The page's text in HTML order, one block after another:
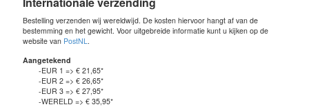
Bestelling verzenden wij wereldwijd. De kosten hiervoor hangt af van de
bestemming en het gewicht. Voor uitgebreide informatie kunt u kijken op de
website van PostNL
Aangetekend
-EUR 1 => € 21,65*
-EUR 2 => € 26,65*
-EUR 3 => € 27,95*
-WERELD => € 35,95*